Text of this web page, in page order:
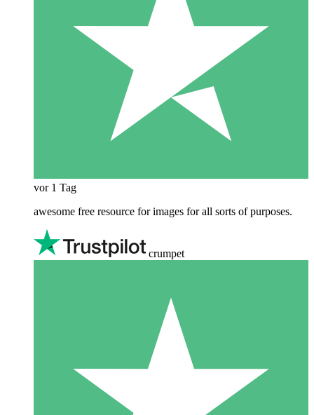
vor 1 Tag
awesome free resource for images for all sorts of purposes.
crumpet